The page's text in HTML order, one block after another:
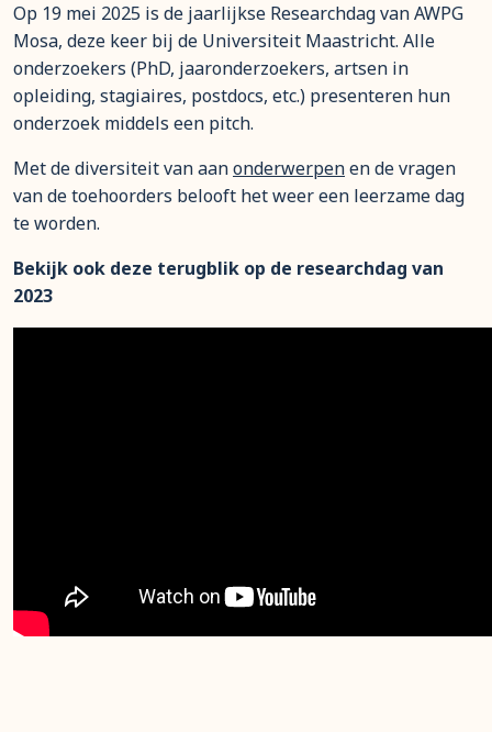
Op 19 mei 2025 is de jaarlijkse Researchdag van AWPG
Mosa, deze keer bij de Universiteit Maastricht. Alle
onderzoekers (PhD, jaaronderzoekers, artsen in
opleiding, stagiaires, postdocs, etc.) presenteren hun
onderzoek middels een pitch.
Met de diversiteit van aanonderwerpenen de vragen
van de toehoorders belooft het weer een leerzame dag
te worden.
Bekijk ook deze terugblik op de researchdag van
2023